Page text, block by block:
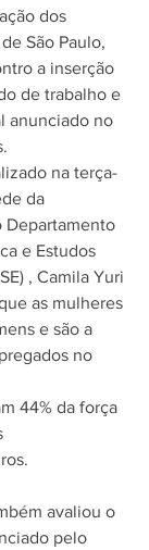
dos
São Paulo,
a inserção
de trabalho e
anunciado no
na terça-
da
Departamento
e Estudos
, Camila Yuri
as mulheres
e são a
no
44% da força
avaliou o
pelo